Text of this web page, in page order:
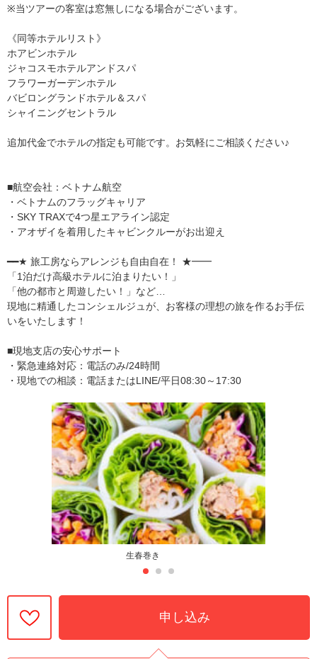
※当ツアーの客室は窓無しになる場合がございます。
《同等ホテルリスト》
ホアビンホテル
ジャコスモホテルアンドスパ
フラワーガーデンホテル
バビロングランドホテル＆スパ
シャイニングセントラル
追加代金でホテルの指定も可能です。お気軽にご相談ください♪
■航空会社：ベトナム航空
・ベトナムのフラッグキャリア
・SKY TRAXで4つ星エアライン認定
・アオザイを着用したキャビンクルーがお出迎え
━━★ 旅工房ならアレンジも自由自在！ ★━━
「1泊だけ高級ホテルに泊まりたい！」
「他の都市と周遊したい！」など…
現地に精通したコンシェルジュが、お客様の理想の旅を作るお手伝
いをいたします！
■現地支店の安心サポート
・緊急連絡対応：電話のみ/24時間
・現地での相談：電話またはLINE/平日08:30～17:30
生春巻き
申し込み